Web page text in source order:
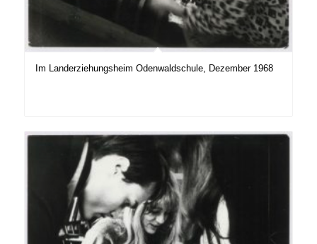
Im Landerziehungsheim Odenwaldschule, Dezember 1968